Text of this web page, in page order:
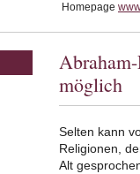
Homepage
möglich
Selten kann
Religionen,
Alt